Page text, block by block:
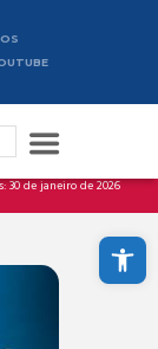
Abrir a barra de ferramentas
30 de janeiro de 2026